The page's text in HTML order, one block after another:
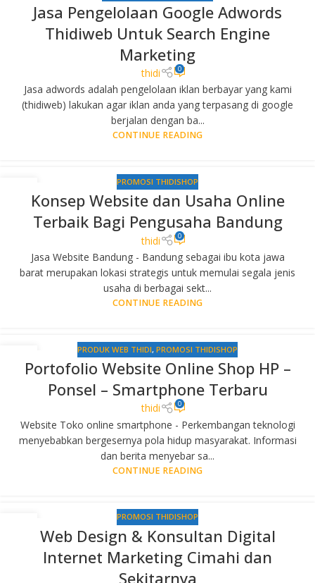
Jasa Pengelolaan Google Adwords
Thidiweb Untuk Search Engine
Marketing
thidi 0
Jasa adwords adalah pengelolaan iklan berbayar yang kami
(thidiweb) lakukan agar iklan anda yang terpasang di google
berjalan dengan ba...
CONTINUE READING
PROMOSI THIDISHOP
Konsep Website dan Usaha Online
Terbaik Bagi Pengusaha Bandung
thidi 0
Jasa Website Bandung - Bandung sebagai ibu kota jawa
barat merupakan lokasi strategis untuk memulai segala jenis
usaha di berbagai sekt...
CONTINUE READING
28 PRODUK WEB THIDI, PROMOSI THIDISHOP
Portofolio Website Online Shop HP –
Ponsel – Smartphone Terbaru
thidi 0
Website Toko online smartphone - Perkembangan teknologi
menyebabkan bergesernya pola hidup masyarakat. Informasi
dan berita menyebar sa...
CONTINUE READING
PROMOSI THIDISHOP
Web Design & Konsultan Digital
Internet Marketing Cimahi dan
Sekitarnya